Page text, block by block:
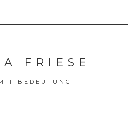
FRIESE
BEDEUTUNG